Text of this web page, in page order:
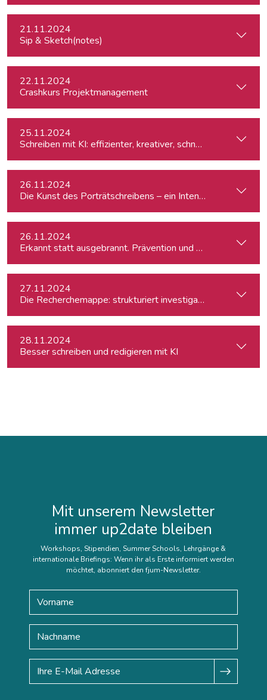
21.11.2024
Sip & Sketch(notes)
22.11.2024
Crashkurs Projektmanagement
25.11.2024
Schreiben mit KI: effizienter, kreativer, schneller
26.11.2024
Die Kunst des Porträtschreibens – ein Intensiv-Workshop
26.11.2024
Erkannt statt ausgebrannt. Prävention und Erste-Hilfe bei
27.11.2024
Die Recherchemappe: strukturiert investigativ arbeiten,
28.11.2024
Besser schreiben und redigieren mit KI
Mit unserem Newsletter
immer up2date bleiben
Workshops, Stipendien, Summer Schools, Lehrgänge &
internationale Briefings: Wenn ihr als Erste informiert werden
möchtet, abonniert den fjum-Newsletter.